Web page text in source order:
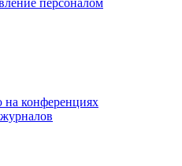
персоналом
конференциях